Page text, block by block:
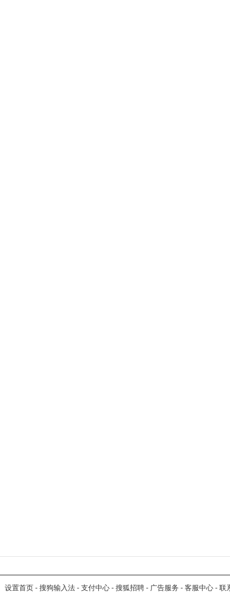
设置首页 - 搜狗输入法 - 支付中心 - 搜狐招聘 - 广告服务 - 客服中心 - 联